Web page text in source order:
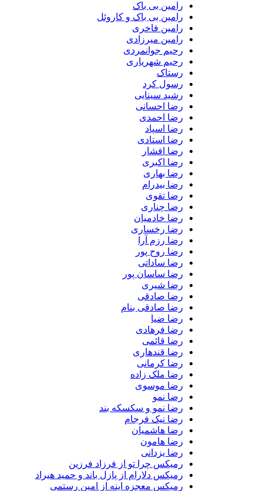
رامین بی باک
رامین بی باک و کاروئل
رامین فاخری
رامین میرزادی
رحیم جوانمردی
رحیم شهریاری
رستاک
رسول کرد
رشید سینایی
رضا احسانی
رضا احمدی
رضا اسپاد
رضا استادی
رضا افشار
رضا اکبری
رضا بهاری
رضا بیدرام
رضا تقوی
رضا چناری
رضا خادمیان
رضا رخساری
رضا رزم آرا
رضا روح پور
رضا ساداتی
رضا ساسان پور
رضا شیری
رضا صادقی
رضا صادقی بنام
رضا ضیا
رضا فرهادی
رضا قائمی
رضا قندهاری
رضا کرمانی
رضا ملک زاده
رضا موسوی
رضا نمو
رضا نمو و سکسکه بند
رضا نیک فرجام
رضا هاشمیان
رضا هامون
رضا یزدانی
رمیکس چرا تو از فرزاد فرزین
رمیکس دلارام از پازل باند و حمید هیراد
رمیکس معجزه اینه از امین رستمی